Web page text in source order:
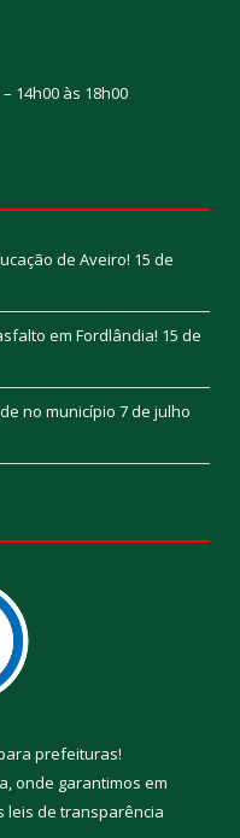
14h00 às 18h00
de Aveiro! 15 de
em Fordlândia! 15 de
no município 7 de julho
prefeituras!
onde garantimos em
leis de transparência